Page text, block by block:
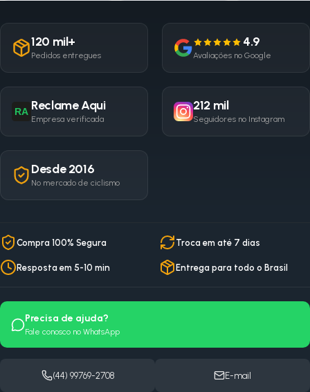
120 mil+
Pedidos entregues
4.9
Avaliações no Google
RA Reclame Aqui
Empresa verificada
212 mil
Seguidores no Instagram
Desde 2016
No mercado de ciclismo
Compra 100% Segura Troca em até 7 dias
Resposta em 5-10 min Entrega para todo o Brasil
Precisa de ajuda?
Fale conosco no WhatsApp
(44) 99769-2708 E-mail